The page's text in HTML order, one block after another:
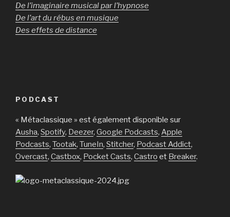
De l’imaginaire musical par l’hypnose
De l’art du rébus en musique
Des effets de distance
PODCAST
« Métaclassique » est également disponible sur
Ausha, Spotify, Deezer, Google Podcasts, Apple
Podcasts, Tootak, TuneIn, Stitcher, Podcast Addict,
Overcast, Castbox, Pocket Casts, Castro et Breaker.